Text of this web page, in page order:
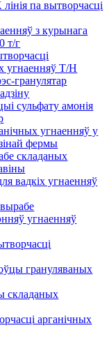
па вытворчасці
з курынага
т/г
угнаенняў T/H
гранулятар
сульфату амонія
угнаенняў у
фермы
складаных
вадкіх угнаенняў
вырабе
угнаенняў
грануляваных
складаных
арганічных